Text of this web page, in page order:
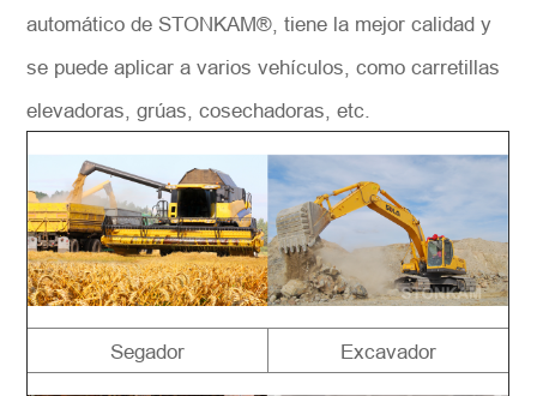
automático de STONKAM®, tiene la mejor calidad y
se puede aplicar a varios vehículos, como carretillas
elevadoras, grúas, cosechadoras, etc.
Segador Excavador